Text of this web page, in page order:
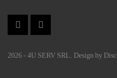
2026 - 4U SERV SRL. Design by